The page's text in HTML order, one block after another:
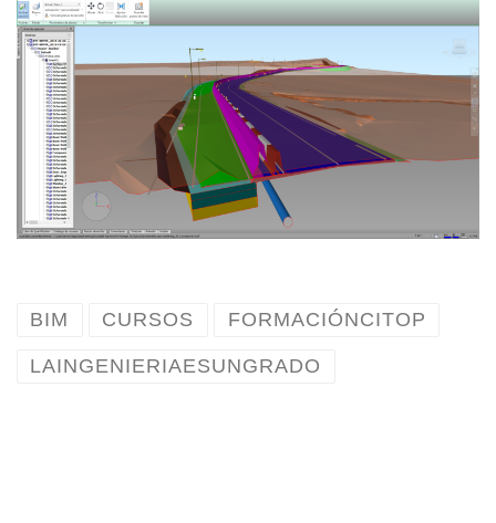
BIM CURSOS FORMACIÓNCITOP
LAINGENIERIAESUNGRADO